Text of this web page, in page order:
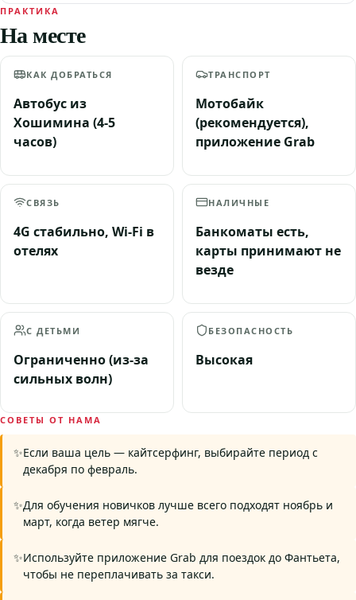
ПРАКТИКА
На месте
КАК ДОБРАТЬСЯ
Автобус из
Хошимина (4-5
часов)
ТРАНСПОРТ
Мотобайк
(рекомендуется),
приложение Grab
СВЯЗЬ
4G стабильно, Wi-Fi в
отелях
НАЛИЧНЫЕ
Банкоматы есть,
карты принимают не
везде
С ДЕТЬМИ
Ограниченно (из-за
сильных волн)
БЕЗОПАСНОСТЬ
Высокая
СОВЕТЫ ОТ НАМА
Если ваша цель — кайтсерфинг, выбирайте период с
декабря по февраль.
Для обучения новичков лучше всего подходят ноябрь и
март, когда ветер мягче.
Используйте приложение Grab для поездок до Фантьета,
чтобы не переплачивать за такси.